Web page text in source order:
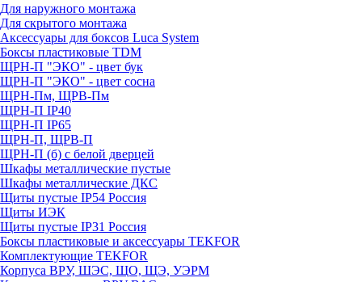
Для наружного монтажа
Для скрытого монтажа
Аксессуары для боксов Luca System
Боксы пластиковые TDM
ЩРН-П "ЭКО" - цвет бук
ЩРН-П "ЭКО" - цвет сосна
ЩРН-Пм, ЩРВ-Пм
ЩРН-П IP40
ЩРН-П IP65
ЩРН-П, ЩРВ-П
ЩРН-П (б) с белой дверцей
Шкафы металлические пустые
Шкафы металлические ДКС
Щиты пустые IP54 Россия
Щиты ИЭК
Щиты пустые IP31 Россия
Боксы пластиковые и аксессуары TEKFOR
Комплектующие TEKFOR
Корпуса ВРУ, ШЭС, ЩО, ЩЭ, УЭРМ